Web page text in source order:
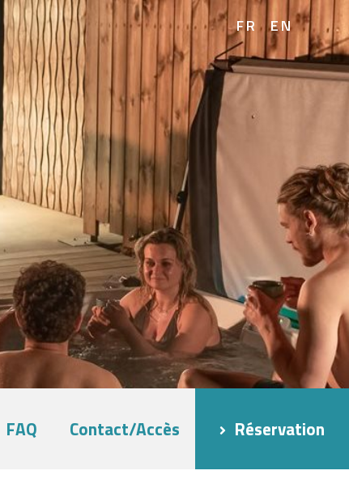
FR EN
FAQ Contact/Accès Réservation